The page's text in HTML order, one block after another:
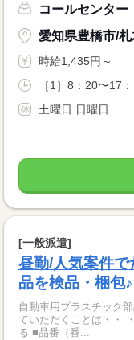
コールセンター
愛知県豊橋市/札
時給1,435円～
［1］8：20〜17
土曜日 日曜日
[一般派遣]
昼勤/人気案件
品を検品・梱包♪
自動車用プラスチック部
ていただくことは・・ ・出荷用の伝票を確認 ・伝票に記載されてい
る ■品番（番...